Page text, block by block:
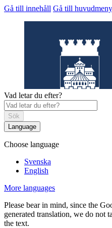
Gå till innehåll Gå till huvudmeny
Helsingborgs museum
Vad letar du efter?
Sök
Language
Choose language
Svenska
English
More languages
Please bear in mind, since the
generated translation, we do not
the text.